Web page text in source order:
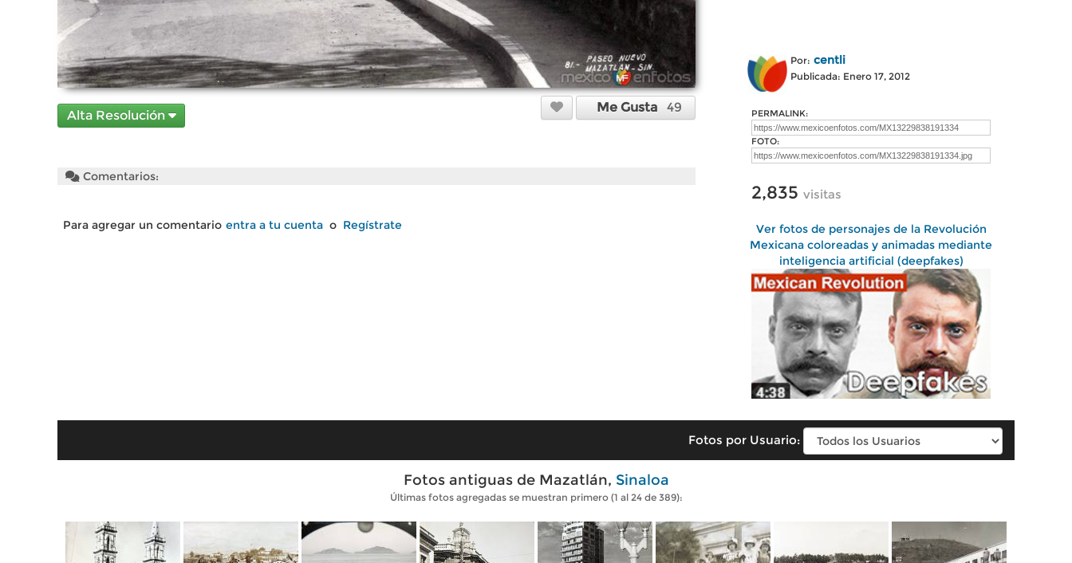
Alta Resolución
Me Gusta 49
Comentarios:
Para agregar un comentario entra a tu cuenta o Regístrate
Por: centli
Publicada: Enero 17, 2012
PERMALINK:
FOTO:
2,835 visitas
Ver fotos de personajes de la Revolución
Mexicana coloreadas y animadas mediante
inteligencia artificial (deepfakes)
Fotos por Usuario:
Fotos antiguas de Mazatlán, Sinaloa
Últimas fotos agregadas se muestran primero (1 al 24 de 389):